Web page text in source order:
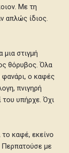
Με τη
απλώς ίδιος.
στιγμή
θόρυβος. Όλα
φανάρι, ο καφές
πνιγηρή
υπήρχε. Όχι
καφέ, εκείνο
Περπατούσε με